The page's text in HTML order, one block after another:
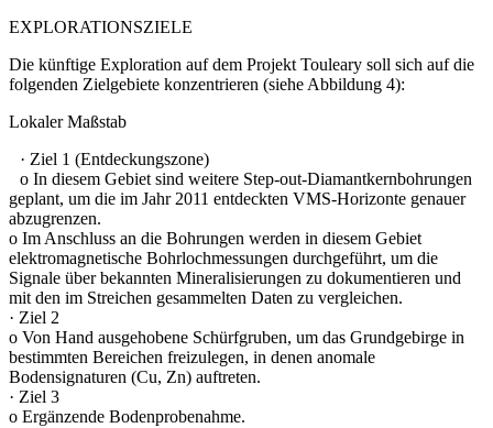
EXPLORATIONSZIELE
Die künftige Exploration auf dem Projekt Touleary soll sich auf die
folgenden Zielgebiete konzentrieren (siehe Abbildung 4):
Lokaler Maßstab
· Ziel 1 (Entdeckungszone)
o In diesem Gebiet sind weitere Step-out-Diamantkernbohrungen
geplant, um die im Jahr 2011 entdeckten VMS-Horizonte genauer
abzugrenzen.
o Im Anschluss an die Bohrungen werden in diesem Gebiet
elektromagnetische Bohrlochmessungen durchgeführt, um die
Signale über bekannten Mineralisierungen zu dokumentieren und
mit den im Streichen gesammelten Daten zu vergleichen.
· Ziel 2
o Von Hand ausgehobene Schürfgruben, um das Grundgebirge in
bestimmten Bereichen freizulegen, in denen anomale
Bodensignaturen (Cu, Zn) auftreten.
· Ziel 3
o Ergänzende Bodenprobenahme.